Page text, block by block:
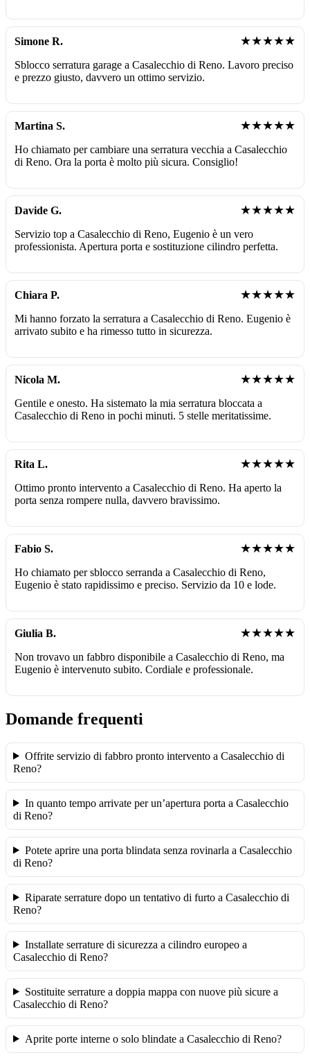
Simone R. ★★★★★
Sblocco serratura garage a Casalecchio di Reno. Lavoro preciso
e prezzo giusto, davvero un ottimo servizio.
Martina S. ★★★★★
Ho chiamato per cambiare una serratura vecchia a Casalecchio
di Reno. Ora la porta è molto più sicura. Consiglio!
Davide G. ★★★★★
Servizio top a Casalecchio di Reno, Eugenio è un vero
professionista. Apertura porta e sostituzione cilindro perfetta.
Chiara P. ★★★★★
Mi hanno forzato la serratura a Casalecchio di Reno. Eugenio è
arrivato subito e ha rimesso tutto in sicurezza.
Nicola M. ★★★★★
Gentile e onesto. Ha sistemato la mia serratura bloccata a
Casalecchio di Reno in pochi minuti. 5 stelle meritatissime.
Rita L. ★★★★★
Ottimo pronto intervento a Casalecchio di Reno. Ha aperto la
porta senza rompere nulla, davvero bravissimo.
Fabio S. ★★★★★
Ho chiamato per sblocco serranda a Casalecchio di Reno,
Eugenio è stato rapidissimo e preciso. Servizio da 10 e lode.
Giulia B. ★★★★★
Non trovavo un fabbro disponibile a Casalecchio di Reno, ma
Eugenio è intervenuto subito. Cordiale e professionale.
Domande frequenti
Offrite servizio di fabbro pronto intervento a Casalecchio di
Reno?
In quanto tempo arrivate per un’apertura porta a Casalecchio
di Reno?
Potete aprire una porta blindata senza rovinarla a Casalecchio
di Reno?
Riparate serrature dopo un tentativo di furto a Casalecchio di
Reno?
Installate serrature di sicurezza a cilindro europeo a
Casalecchio di Reno?
Sostituite serrature a doppia mappa con nuove più sicure a
Casalecchio di Reno?
Aprite porte interne o solo blindate a Casalecchio di Reno?